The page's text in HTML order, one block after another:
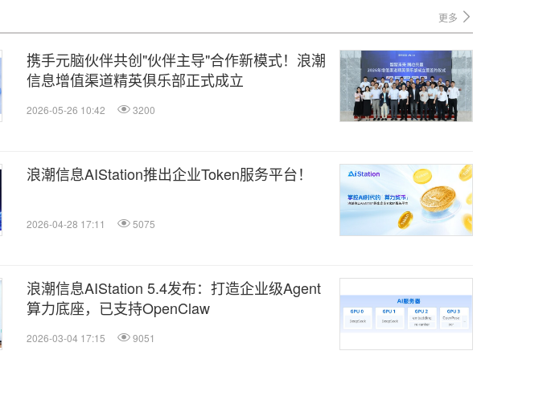
更多
携手元脑伙伴共创"伙伴主导"合作新模式！浪潮
信息增值渠道精英俱乐部正式成立
2026-05-26 10:42 3200
浪潮信息AIStation推出企业Token服务平台！
2026-04-28 17:11 5075
浪潮信息AIStation 5.4发布：打造企业级Agent
算力底座，已支持OpenClaw
2026-03-04 17:15 9051